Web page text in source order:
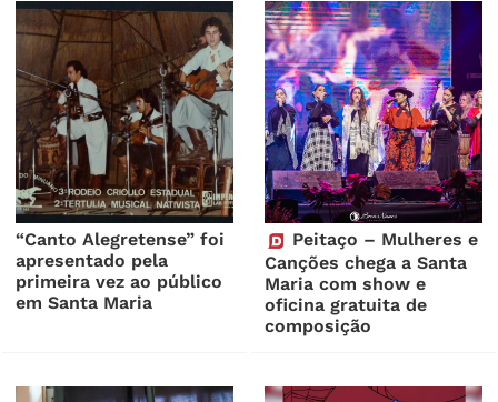
“Canto Alegretense” foi
apresentado pela
primeira vez ao público
em Santa Maria
Peitaço – Mulheres e
Canções chega a Santa
Maria com show e
oficina gratuita de
composição